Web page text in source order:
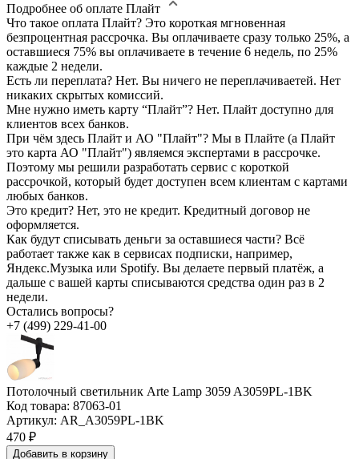
Подробнее об оплате Плайт
Что такое оплата Плайт? Это короткая мгновенная
безпроцентная рассрочка. Вы оплачиваете сразу только 25%, а
оставшиеся 75% вы оплачиваете в течение 6 недель, по 25%
каждые 2 недели.
Есть ли переплата? Нет. Вы ничего не переплачиваетей. Нет
никаких скрытых комиссий.
Мне нужно иметь карту “Плайт”? Нет. Плайт доступно для
клиентов всех банков.
При чём здесь Плайт и АО "Плайт"? Мы в Плайте (а Плайт
это карта АО "Плайт") являемся экспертами в рассрочке.
Поэтому мы решили разработать сервис с короткой
рассрочкой, который будет доступен всем клиентам с картами
любых банков.
Это кредит? Нет, это не кредит. Кредитный договор не
оформляется.
Как будут списывать деньги за оставшиеся части? Всё
работает также как в сервисах подписки, например,
Яндекс.Музыка или Spotify. Вы делаете первый платёж, а
дальше с вашей карты списываются средства один раз в 2
недели.
Остались вопросы?
+7 (499) 229-41-00
Потолочный светильник Arte Lamp 3059 A3059PL-1BK
Код товара: 87063-01
Артикул: AR_A3059PL-1BK
470 ₽
Добавить в корзину